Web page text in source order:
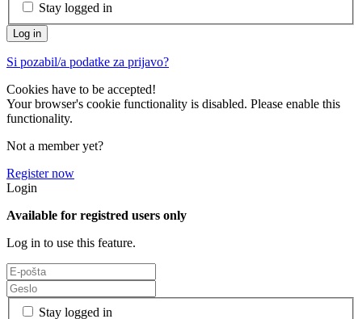
Stay logged in
Si pozabil/a podatke za prijavo?
Cookies have to be accepted!
Your browser's cookie functionality is disabled. Please enable this
functionality.
Not a member yet?
Register now
Login
Available for registred users only
Log in to use this feature.
Stay logged in